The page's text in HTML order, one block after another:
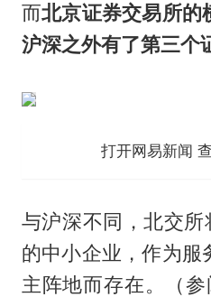
而北京证券交易所的
沪深之外有了第三个
打开网易新闻
与沪深不同，北交所
的中小企业，作为服
主阵地而存在。（